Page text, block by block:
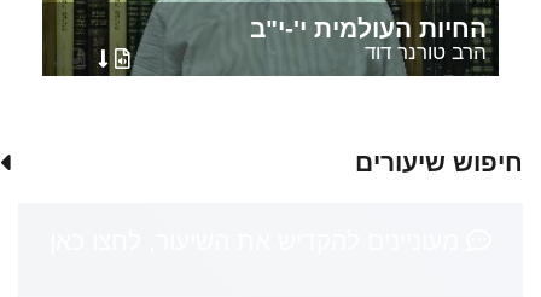
החיות העולמית י'-י"ב
הרב טורנר דוד
חיפוש שיעורים